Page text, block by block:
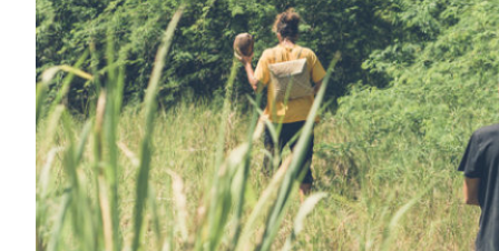
1h00
2h00
3h00
4h00